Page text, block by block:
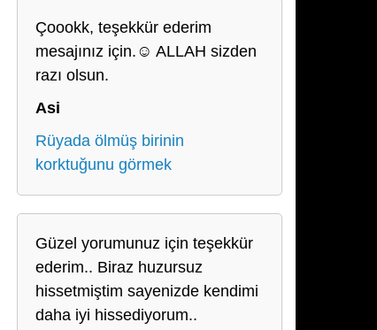
Çoookk, teşekkür ederim
mesajınız için.☺️ ALLAH sizden
razı olsun.
Asi
Rüyada ölmüş birinin
korktuğunu görmek
Güzel yorumunuz için teşekkür
ederim.. Biraz huzursuz
hissetmiştim sayenizde kendimi
daha iyi hissediyorum..